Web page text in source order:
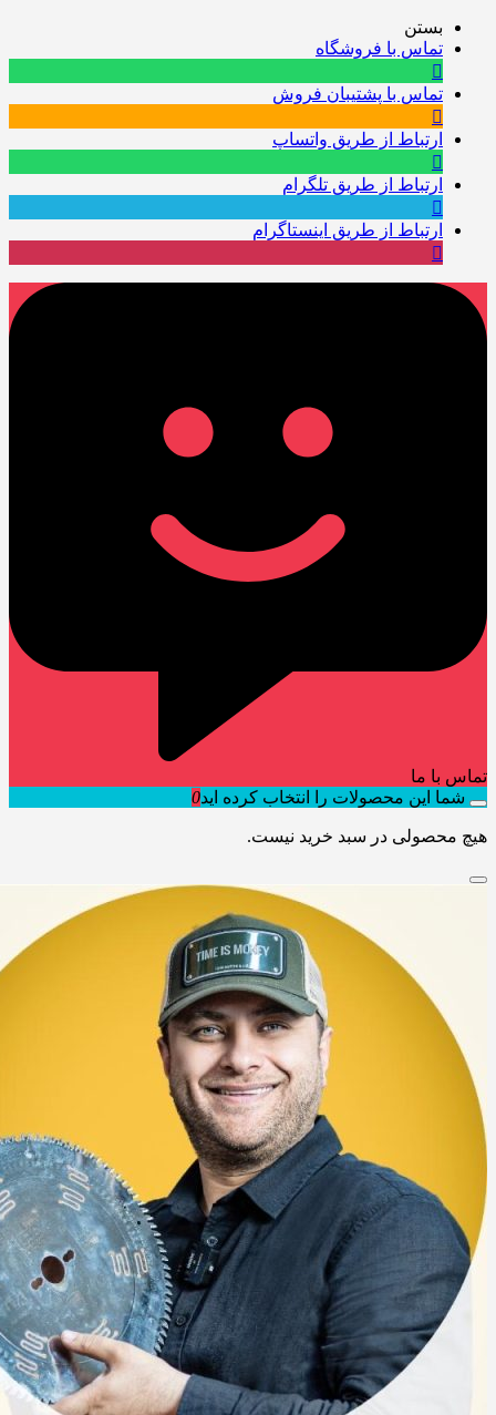
بستن
تماس با فروشگاه
تماس با پشتیبان فروش
ارتباط از طریق واتساپ
ارتباط از طریق تلگرام
ارتباط از طریق اینستاگرام
تماس با ما
شما این محصولات را انتخاب کرده اید0
هیچ محصولی در سبد خرید نیست.